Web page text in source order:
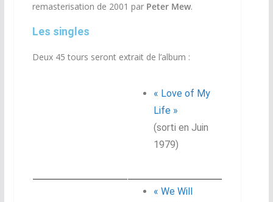
remasterisation de 2001 par Peter Mew.
Les singles
Deux 45 tours seront extrait de l’album :
« Love of My
Life »
(sorti en Juin
1979)
« We Will